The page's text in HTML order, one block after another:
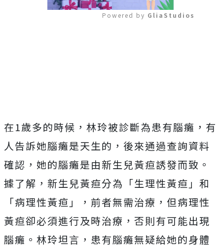
Powered by GliaStudios
在1歲多的時候，林玲被診斷為患有腦癱，有
人告訴她腦癱是天生的，後來通過查詢資料
確認，她的腦癱是由新生兒黃疸誘發而致。
據了解，新生兒黃疸分為「生理性黃疸」和
「病理性黃疸」，前者無需治療，但病理性
黃疸卻必須進行及時治療，否則有可能出現
腦癱。林玲坦言，患有腦癱無疑給她的身體